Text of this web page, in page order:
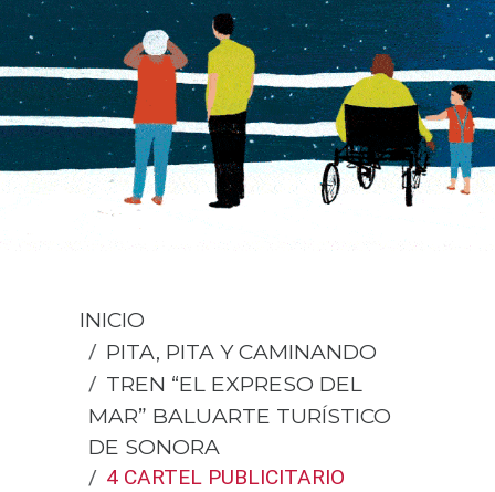
INICIO
PITA, PITA Y CAMINANDO
TREN “EL EXPRESO DEL
MAR” BALUARTE TURÍSTICO
DE SONORA
4 CARTEL PUBLICITARIO